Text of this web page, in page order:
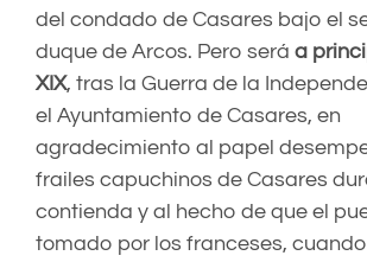
del condado de Casares bajo el
duque de Arcos. Pero será a
XIX, tras la Guerra de la
el Ayuntamiento de Casares, en
agradecimiento al papel
frailes capuchinos de Casares
contienda y al hecho de que el
tomado por los franceses,